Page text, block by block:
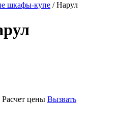
шкафы-купе / Нарул
Расчет цены Вызвать